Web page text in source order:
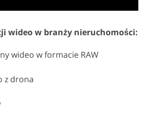
wideo w branży nieruchomości:
wideo w formacie RAW
z drona